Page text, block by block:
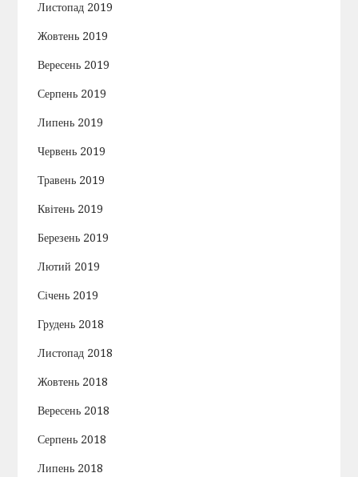
Листопад 2019
Жовтень 2019
Вересень 2019
Серпень 2019
Липень 2019
Червень 2019
Травень 2019
Квітень 2019
Березень 2019
Лютий 2019
Січень 2019
Грудень 2018
Листопад 2018
Жовтень 2018
Вересень 2018
Серпень 2018
Липень 2018